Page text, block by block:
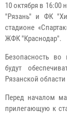
10 октября в 16:00
"Рязань" и ФК
стадионе
ЖФК "Краснодар".
Безопасность во
будут
Рязанской
Перед началом
прилегающую к